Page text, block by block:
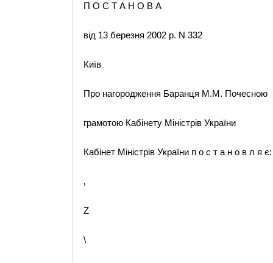
П О С Т А Н О В А
від 13 березня 2002 р. N 332
Київ
Про нагородження Баранця М.М. Почесною
грамотою Кабінету Міністрів України
Кабінет Міністрів України п о с т а н о в л я є:
‚
Z
\